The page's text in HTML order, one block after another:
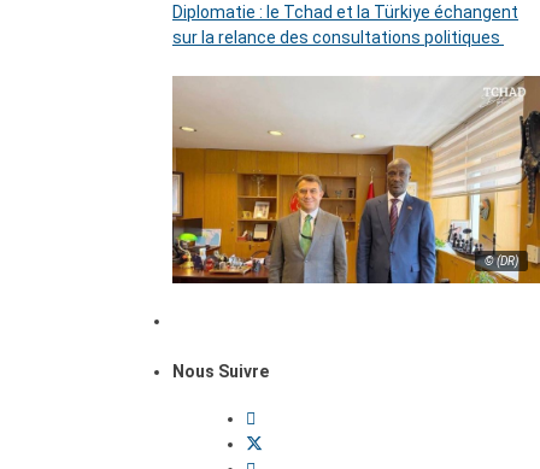
Diplomatie : le Tchad et la Türkiye échangent
sur la relance des consultations politiques
© (DR)
Nous Suivre